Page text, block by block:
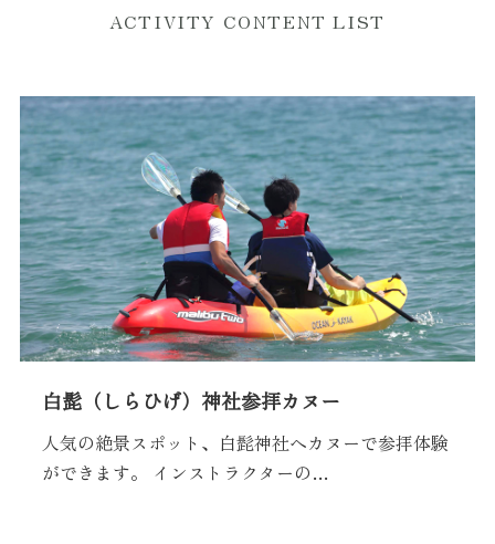
ACTIVITY CONTENT LIST
白髭（しらひげ）神社参拝カヌー
人気の絶景スポット、白髭神社へカヌーで参拝体験
ができます。 インストラクターの…